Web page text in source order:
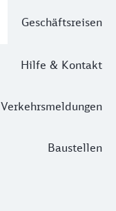
Geschäftsreisen
Hilfe & Kontakt
Verkehrsmeldungen
Baustellen